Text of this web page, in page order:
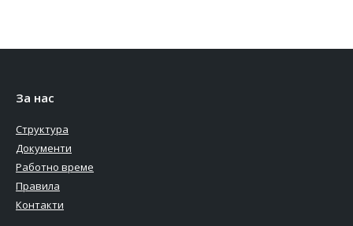
За нас
Структура
Документи
Работно време
Правила
Контакти